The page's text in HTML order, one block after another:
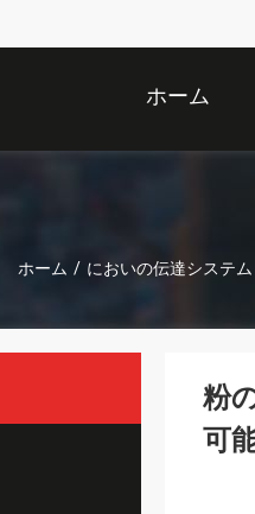
ホーム
ホーム / においの伝達システム
粉
可